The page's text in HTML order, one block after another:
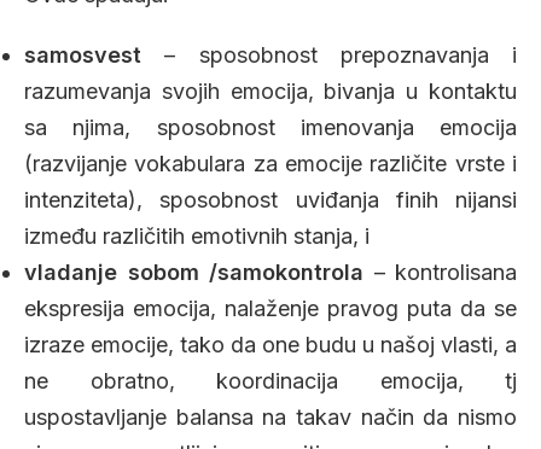
samosvest – sposobnost prepoznavanja i
razumevanja svojih emocija, bivanja u kontaktu
sa njima, sposobnost imenovanja emocija
(razvijanje vokabulara za emocije različite vrste i
intenziteta), sposobnost uviđanja finih nijansi
između različitih emotivnih stanja, i
vladanje sobom /samokontrola – kontrolisana
ekspresija emocija, nalaženje pravog puta da se
izraze emocije, tako da one budu u našoj vlasti, a
ne obratno, koordinacija emocija, tj
uspostavljanje balansa na takav način da nismo